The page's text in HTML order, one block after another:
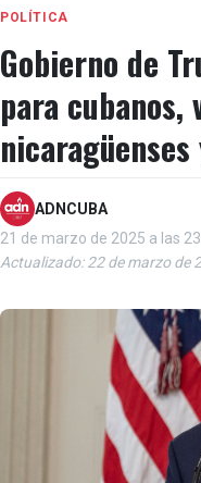
POLÍTICA
Gobierno de
para cubanos,
ADNCUBA
21 de marzo de 2025 a las
Actualizado: 22 de marzo de